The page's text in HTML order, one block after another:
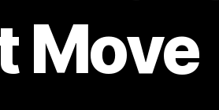
Move